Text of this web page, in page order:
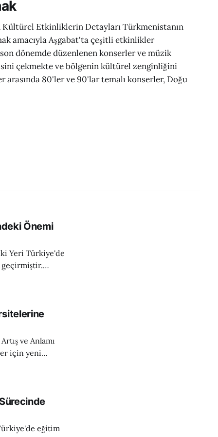
Kültürel Etkinliklerin Detayları Türkmenistanın
amacıyla Aşgabat'ta çeşitli etkinlikler
dönemde düzenlenen konserler ve müzik
çekmekte ve bölgenin kültürel zenginliğini
80'ler ve 90'lar temalı konserler, Doğu
Önemi
geçirmiştir.
ve eğitim
ve Anlamı
için yeni
üniversiteleri